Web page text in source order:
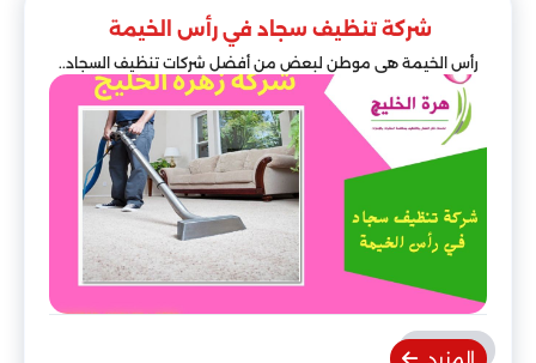
شركة تنظيف سجاد في رأس الخيمة
رأس الخيمة هي موطن لبعض من أفضل شركات تنظيف السجاد..